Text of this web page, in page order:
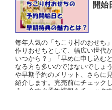
開始
毎年人気の「ちこり村のおせち
作りおせちとして、幅広い世代
いつから？」「早めに申し込む
なる方も多いのではないでしょ
や早期予約のメリット、さらに
紹介します。完売前にチェック
う。今すぐ予約情報をチェック